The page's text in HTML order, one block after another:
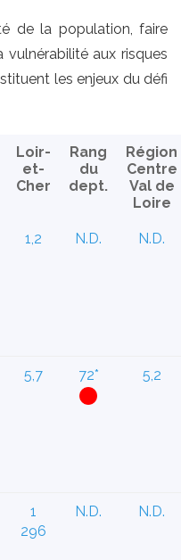
de la population, faire
aux risques
les enjeux du défi
Loir-
et-
Cher
Rang
du
dept.
Région
Centre
Val de
Loire
1,2 N.D. N.D.
5,7 72* 5,2
1
296
N.D. N.D.